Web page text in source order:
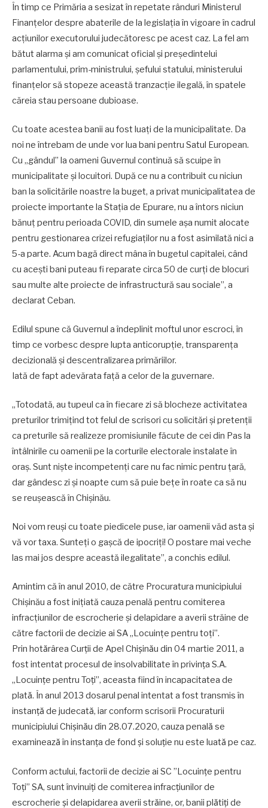
În timp ce Primăria a sesizat în repetate rânduri Ministerul
Finanțelor despre abaterile de la legislația în vigoare în cadrul
acțiunilor executorului judecătoresc pe acest caz. La fel am
bătut alarma și am comunicat oficial și președintelui
parlamentului, prim-ministrului, șefului statului, ministerului
finanțelor să stopeze această tranzacție ilegală, în spatele
căreia stau persoane dubioase.
Cu toate acestea banii au fost luați de la municipalitate. Da
noi ne întrebam de unde vor lua bani pentru Satul European.
Cu „gândul” la oameni Guvernul continuă să scuipe în
municipalitate și locuitori. După ce nu a contribuit cu niciun
ban la solicitările noastre la buget, a privat municipalitatea de
proiecte importante la Stația de Epurare, nu a întors niciun
bănuț pentru perioada COVID, din sumele așa numit alocate
pentru gestionarea crizei refugiaților nu a fost asimilată nici a
5-a parte. Acum bagă direct mâna în bugetul capitalei, când
cu acești bani puteau fi reparate circa 50 de curți de blocuri
sau multe alte proiecte de infrastructură sau sociale”, a
declarat Ceban.
Edilul spune că Guvernul a îndeplinit moftul unor escroci, în
timp ce vorbesc despre lupta anticorupție, transparența
decizională și descentralizarea primăriilor.
Iată de fapt adevărata față a celor de la guvernare.
„Totodată, au tupeul ca în fiecare zi să blocheze activitatea
preturilor trimițind tot felul de scrisori cu solicitări și pretenții
ca preturile să realizeze promisiunile făcute de cei din Pas la
întâlnirile cu oamenii pe la corturile electorale instalate în
oraș. Sunt niște incompetenți care nu fac nimic pentru țară,
dar gândesc zi și noapte cum să puie bețe în roate ca să nu
se reușească în Chișinău.
Noi vom reuși cu toate piedicele puse, iar oamenii văd asta și
vă vor taxa. Sunteți o gașcă de ipocriți! O postare mai veche
las mai jos despre această ilegalitate”, a conchis edilul.
Amintim că în anul 2010, de către Procuratura municipiului
Chișinău a fost inițiată cauza penală pentru comiterea
infracțiunilor de escrocherie și delapidare a averii străine de
către factorii de decizie ai SA „Locuințe pentru toți”.
Prin hotărârea Curții de Apel Chișinău din 04 martie 2011, a
fost intentat procesul de insolvabilitate în privința S.A.
„Locuințe pentru Toți”, aceasta fiind în incapacitatea de
plată. În anul 2013 dosarul penal intentat a fost transmis în
instanță de judecată, iar conform scrisorii Procuraturii
municipiului Chișinău din 28.07.2020, cauza penală se
examinează în instanța de fond și soluție nu este luată pe caz.
Conform actului, factorii de decizie ai SC ”Locuințe pentru
Toți” SA, sunt învinuiți de comiterea infracțiunilor de
escrocherie și delapidarea averii străine, or, banii plătiți de